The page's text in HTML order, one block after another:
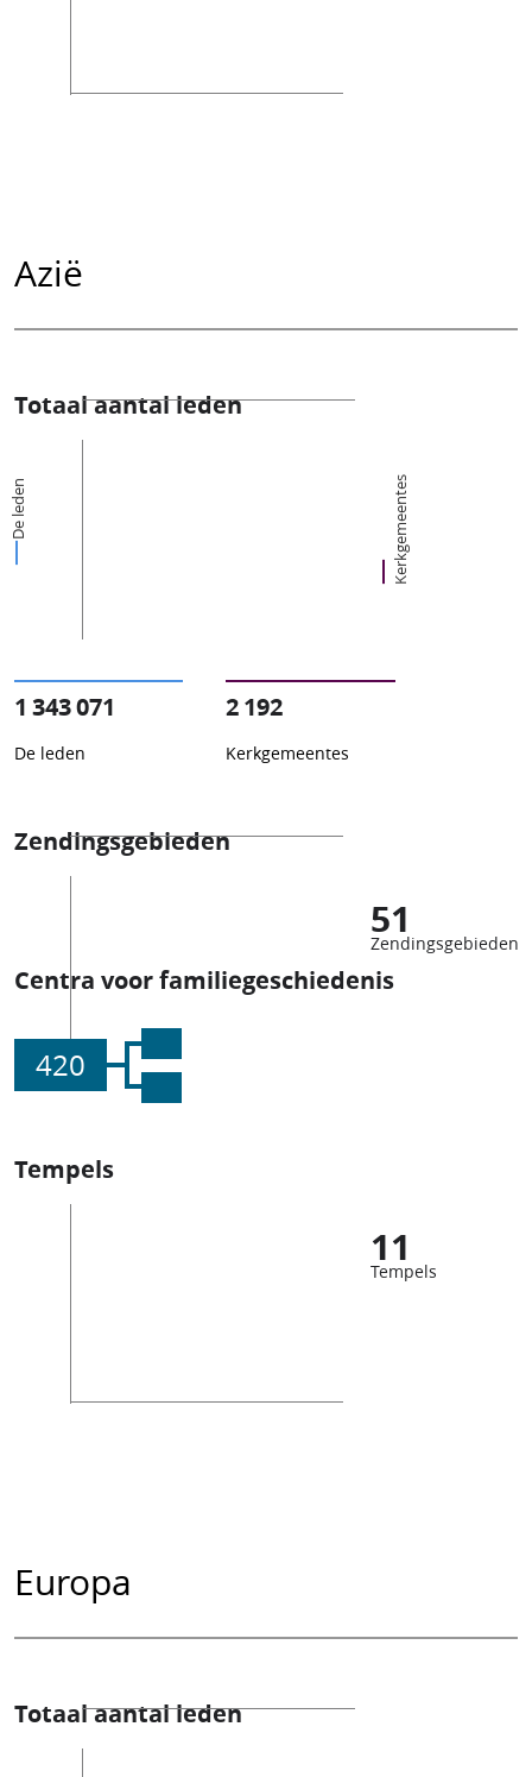
Azië
Totaal aantal leden
De leden Kerkgemeentes
1 343 071
De leden
2 192
Kerkgemeentes
Zendingsgebieden
51
Zendingsgebieden
Centra voor familiegeschiedenis
420
Tempels
11
Tempels
Europa
Totaal aantal leden